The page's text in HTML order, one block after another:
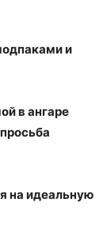
и
в ангаре
на идеальную